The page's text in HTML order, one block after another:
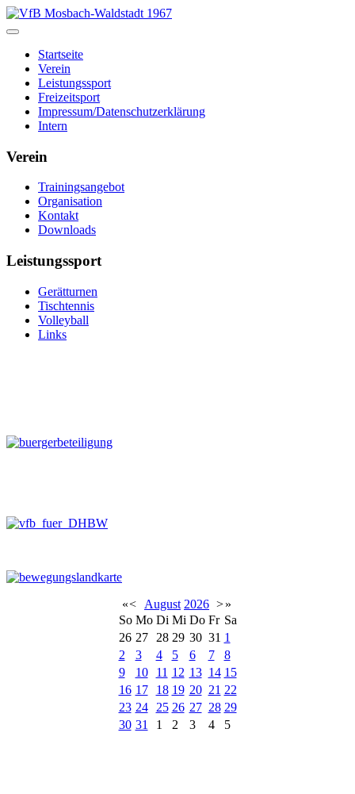
Startseite
Verein
Leistungssport
Freizeitsport
Impressum/Datenschutzerklärung
Intern
Verein
Trainingsangebot
Organisation
Kontakt
Downloads
Leistungssport
Gerätturnen
Tischtennis
Volleyball
Links
«< August 2026 >»
So Mo Di Mi Do Fr Sa
26 27 28 29 30 31 1
2
3 4 5 6 7
8
9
10 11 12 13 14 15
16 17 18 19 20 21 22
23 24 25 26 27 28 29
30 31 1 2 3 4 5